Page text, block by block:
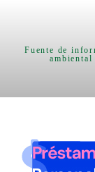
Fuente de